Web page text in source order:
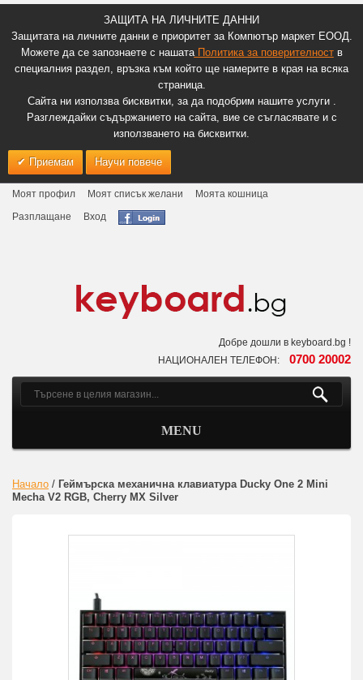
ЗАЩИТА НА ЛИЧНИТЕ ДАННИ
Защитата на личните данни е приоритет за Компютър маркет ЕООД.
Можете да се запознаете с нашатаПолитика за поверителноств
специалния раздел, връзка към който ще намерите в края на всяка
страница.
Сайта ни използва бисквитки, за да подобрим нашите услуги .
Разглеждайки съдържанието на сайта, вие се съгласявате и с
използването на бисквитки.
Приемам Научи повече
Моят профил Моят списък желани
Моята кошница
Разплащане
Вход
Добре дошли в keyboard.bg !
НАЦИОНАЛЕН ТЕЛЕФОН: 0700 20002
MENU
Начало / Геймърскa механична клавиатура Ducky One 2 Mini
Mecha V2 RGB, Cherry MX Silver